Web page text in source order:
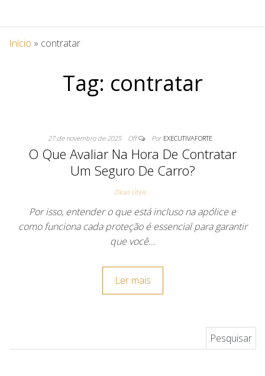
Início » contratar
Tag: contratar
27 de novembro de 2025 Off Por EXECUTIVAFORTE
O Que Avaliar Na Hora De Contratar
Um Seguro De Carro?
Dicas Úteis
Por isso, entender o que está incluso na apólice e
como funciona cada proteção é essencial para garantir
que você…
Ler mais